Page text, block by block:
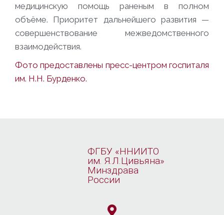
медицинскую помощь раненым в полном
объёме. Приоритет дальнейшего развития —
совершенствование межведомственного
взаимодействия.
Фото предоставлены пресс-центром госпиталя
им. Н.Н. Бурденко.
ФГБУ «ННИИТО
им. Я.Л.Цивьяна»
Минздрава
России